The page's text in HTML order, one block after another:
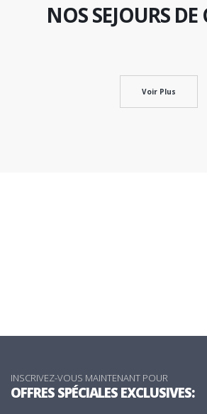
NOS SEJOURS DE
Voir Plus
INSCRIVEZ-VOUS MAINTENANT POUR
OFFRES SPÉCIALES EXCLUSIVES: